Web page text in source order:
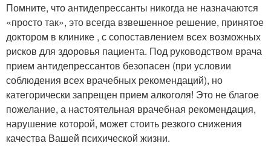
Помните, что антидепрессанты никогда не назначаются
«просто так», это всегда взвешенное решение, принятое
доктором в клинике , с сопоставлением всех возможных
рисков для здоровья пациента. Под руководством врача
прием антидепрессантов безопасен (при условии
соблюдения всех врачебных рекомендаций), но
категорически запрещен прием алкоголя! Это не благое
пожелание, а настоятельная врачебная рекомендация,
нарушение которой, может стоить резкого снижения
качества Вашей психической жизни.